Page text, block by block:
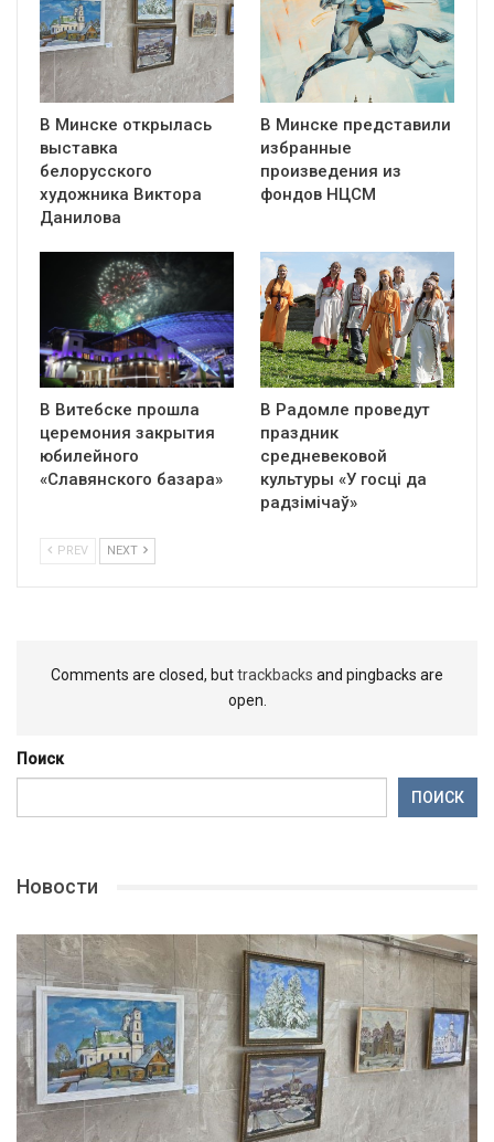
В Минске открылась
выставка
белорусского
художника Виктора
Данилова
В Минске представили
избранные
произведения из
фондов НЦСМ
В Витебске прошла
церемония закрытия
юбилейного
«Славянского базара»
В Радомле проведут
праздник
средневековой
культуры «У госці да
радзімічаў»
PREV NEXT
Comments are closed, buttrackbacks and pingbacks are
open.
Поиск
ПОИСК
Новости